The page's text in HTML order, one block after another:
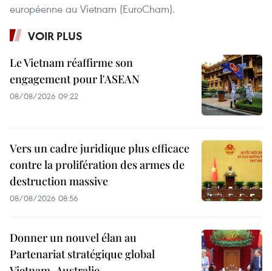
européenne au Vietnam (EuroCham).
VOIR PLUS
Le Vietnam réaffirme son
engagement pour l'ASEAN
08/08/2026 09:22
Vers un cadre juridique plus efficace
contre la prolifération des armes de
destruction massive
08/08/2026 08:56
Donner un nouvel élan au
Partenariat stratégique global